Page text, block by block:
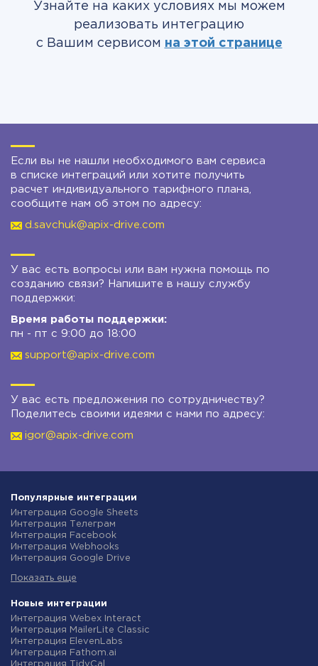
Узнайте на каких условиях мы можем
реализовать интеграцию
с Вашим сервисом на этой странице
Если вы не нашли необходимого вам сервиса
в списке интеграций или хотите получить
расчет индивидуального тарифного плана,
сообщите нам об этом по адресу:
d.savchuk@apix-drive.com
У вас есть вопросы или вам нужна помощь по
созданию связи? Напишите в нашу службу
поддержки:
Время работы поддержки:
пн - пт с 9:00 до 18:00
support@apix-drive.com
У вас есть предложения по сотрудничеству?
Поделитесь своими идеями с нами по адресу:
igor@apix-drive.com
Популярные интеграции
Интеграция Google Sheets
Интеграция Телеграм
Интеграция Facebook
Интеграция Webhooks
Интеграция Google Drive
Интеграция Gmail
Интеграция Новая Почта
Интеграция Binotel
Интеграция OpenAI (ChatGPT)
Интеграция Prom
Интеграция Приват24
Интеграция OLX
Показать еще
Новые интеграции
Интеграция Webex Interact
Интеграция MailerLite Classic
Интеграция ElevenLabs
Интеграция Fathom.ai
Интеграция TidyCal